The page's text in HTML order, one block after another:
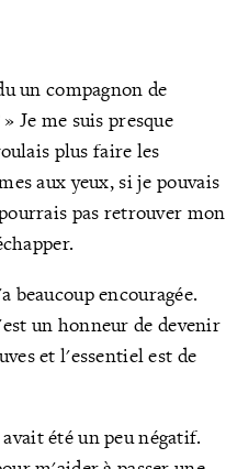
un compagnon de
Je me suis presque
plus faire les
aux yeux, si je pouvais
pas retrouver mon
encouragée.
un honneur de devenir
et l'essentiel est de
été un peu négatif.